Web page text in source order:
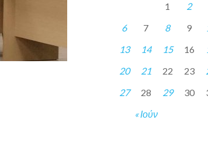
« Ιούν
1 2
6
7 8 9
13
14 15 16
20
21 22 23
27
28 29 30